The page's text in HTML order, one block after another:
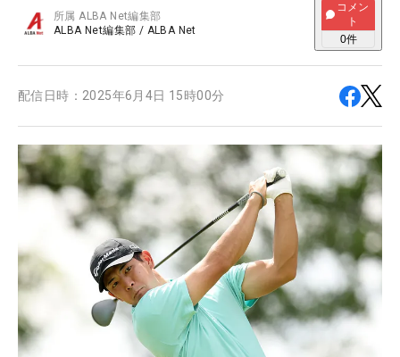
所属ALBA Net編集部
ALBA Net編集部 / ALBA Net
コメン
ト
0件
配信日時： 2025年6月4日 15時00分